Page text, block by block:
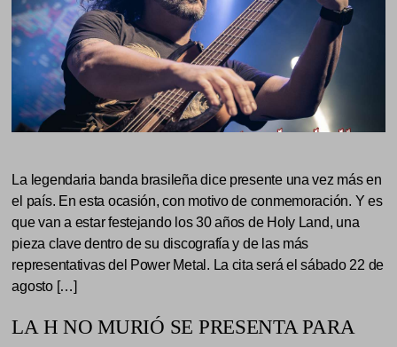
La legendaria banda brasileña dice presente una vez más en
el país. En esta ocasión, con motivo de conmemoración. Y es
que van a estar festejando los 30 años de Holy Land, una
pieza clave dentro de su discografía y de las más
representativas del Power Metal. La cita será el sábado 22 de
agosto […]
LA H NO MURIÓ SE PRESENTA PARA